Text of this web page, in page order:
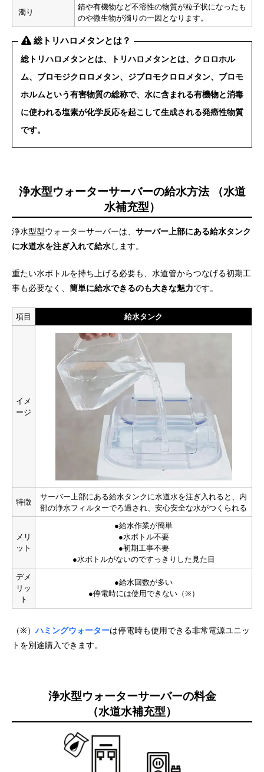
濁り
錆や有機物など不溶性の物質が粒子状になったも
のや微生物が濁りの一因となります。
総トリハロメタンとは？
総トリハロメタンとは、トリハロメタンとは、クロロホル
ム、ブロモジクロロメタン、ジブロモクロロメタン、ブロモ
ホルムという有害物質の総称で、水に含まれる有機物と消毒
に使われる塩素が化学反応を起こして生成される発癌性物質
です。
浄水型ウォーターサーバーの給水方法 （水道
水補充型）
浄水型型ウォーターサーバーは、 サーバー上部にある給水タンク
に水道水を注ぎ入れて給水します。
重たい水ボトルを持ち上げる必要も、水道管からつなげる初期工
事も必要なく、 簡単に給水できるのも大きな魅力です。
項目 給水タンク
イメ
ージ
特徴
サーバー上部にある給水タンクに水道水を注ぎ入れると、内
部の浄水フィルターでろ過され、安心安全な水がつくられる
メリ
ット
●給水作業が簡単
●水ボトル不要
●初期工事不要
●水ボトルがないのですっきりした見た目
デメ
リッ
ト
●給水回数が多い
●停電時には使用できない（※）
（※）ハミングウォーターは停電時も使用できる非常電源ユニッ
トを別途購入できます。
浄水型ウォーターサーバーの料金
（水道水補充型）